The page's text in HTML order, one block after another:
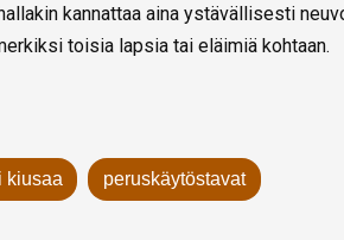
kannattaa aina ystävällisesti
toisia lapsia tai eläimiä kohtaan.
kiusaa peruskäytöstavat